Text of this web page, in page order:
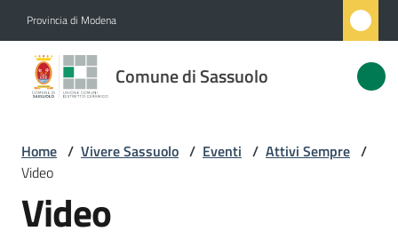
Provincia di Modena
Comune di Sassuolo
Comune
di
Home / Vivere Sassuolo / Eventi / Attivi Sempre /
Video
Video